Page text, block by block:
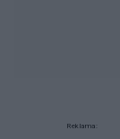
Reklama: